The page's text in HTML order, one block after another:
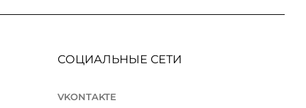
СОЦИАЛЬНЫЕ СЕТИ
VKONTAKTE